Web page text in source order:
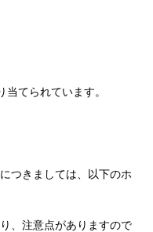
てられています。
つきましては、以下のホ
、注意点がありますので